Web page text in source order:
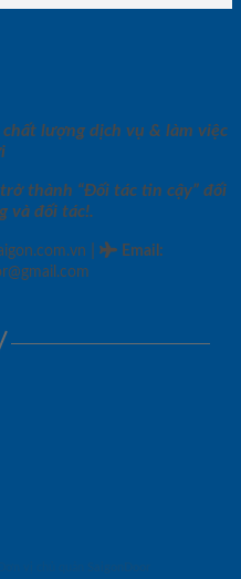
lượng dịch vụ & làm việc
trở thành “Đối tác tin cậy” đối
và đối tác!.
Email :